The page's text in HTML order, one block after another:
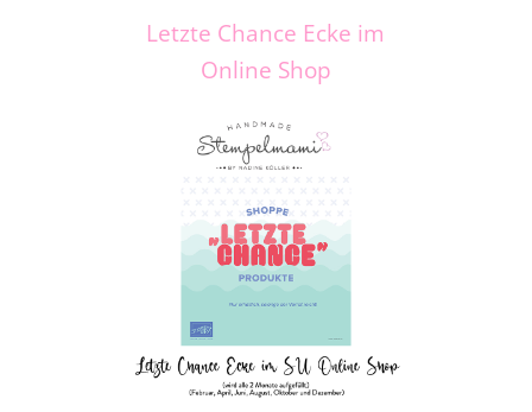
Letzte Chance Ecke im
Online Shop